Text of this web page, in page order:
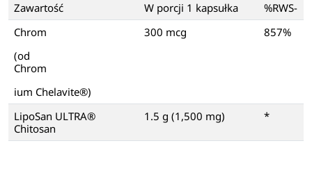
Zawartość W porcji 1 kapsułka
%RWS-
Chrom
(od
Chrom
ium Chelavite®)
300 mcg 857%
LipoSan ULTRA®
Chitosan
1.5 g (1,500 mg) *